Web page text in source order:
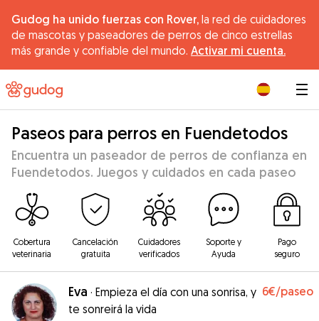
Gudog ha unido fuerzas con Rover, la red de cuidadores
de mascotas y paseadores de perros de cinco estrellas
más grande y confiable del mundo. Activar mi cuenta.
Paseos para perros en Fuendetodos
Encuentra un paseador de perros de confianza en
Fuendetodos. Juegos y cuidados en cada paseo
Cobertura
veterinaria
Cancelación
gratuita
Cuidadores
verificados
Soporte y
Ayuda
Pago
seguro
Eva · Empieza el día con una sonrisa, y
te sonreirá la vida
6€/paseo